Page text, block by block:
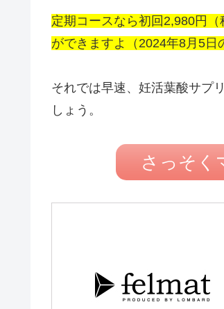
定期コースなら初回2,980円
ができますよ（2024年8月5日
それでは早速、妊活葉酸サプ
しょう。
さっそく